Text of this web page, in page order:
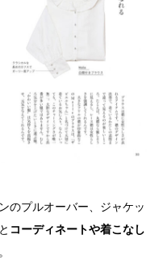
のプルオーバー、ジャケッ
と コーディネートや着こなし